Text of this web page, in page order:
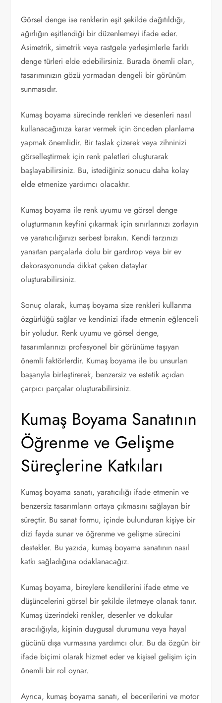
Görsel denge ise renklerin eşit şekilde dağıtıldığı,
ağırlığın eşitlendiği bir düzenlemeyi ifade eder.
Asimetrik, simetrik veya rastgele yerleşimlerle farklı
denge türleri elde edebilirsiniz. Burada önemli olan,
tasarımınızın gözü yormadan dengeli bir görünüm
sunmasıdır.
Kumaş boyama sürecinde renkleri ve desenleri nasıl
kullanacağınıza karar vermek için önceden planlama
yapmak önemlidir. Bir taslak çizerek veya zihninizi
görselleştirmek için renk paletleri oluşturarak
başlayabilirsiniz. Bu, istediğiniz sonucu daha kolay
elde etmenize yardımcı olacaktır.
Kumaş boyama ile renk uyumu ve görsel denge
oluşturmanın keyfini çıkarmak için sınırlarınızı zorlayın
ve yaratıcılığınızı serbest bırakın. Kendi tarzınızı
yansıtan parçalarla dolu bir gardırop veya bir ev
dekorasyonunda dikkat çeken detaylar
oluşturabilirsiniz.
Sonuç olarak, kumaş boyama size renkleri kullanma
özgürlüğü sağlar ve kendinizi ifade etmenin eğlenceli
bir yoludur. Renk uyumu ve görsel denge,
tasarımlarınızı profesyonel bir görünüme taşıyan
önemli faktörlerdir. Kumaş boyama ile bu unsurları
başarıyla birleştirerek, benzersiz ve estetik açıdan
çarpıcı parçalar oluşturabilirsiniz.
Kumaş Boyama Sanatının
Öğrenme ve Gelişme
Süreçlerine Katkıları
Kumaş boyama sanatı, yaratıcılığı ifade etmenin ve
benzersiz tasarımların ortaya çıkmasını sağlayan bir
süreçtir. Bu sanat formu, içinde bulunduran kişiye bir
dizi fayda sunar ve öğrenme ve gelişme sürecini
destekler. Bu yazıda, kumaş boyama sanatının nasıl
katkı sağladığına odaklanacağız.
Kumaş boyama, bireylere kendilerini ifade etme ve
düşüncelerini görsel bir şekilde iletmeye olanak tanır.
Kumaş üzerindeki renkler, desenler ve dokular
aracılığıyla, kişinin duygusal durumunu veya hayal
gücünü dışa vurmasına yardımcı olur. Bu da özgün bir
ifade biçimi olarak hizmet eder ve kişisel gelişim için
önemli bir rol oynar.
Ayrıca, kumaş boyama sanatı, el becerilerini ve motor